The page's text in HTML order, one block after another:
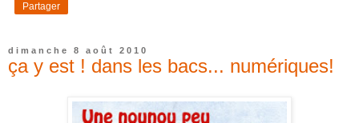
Partager
dimanche 8 août 2010
ça y est ! dans les bacs... numériques!